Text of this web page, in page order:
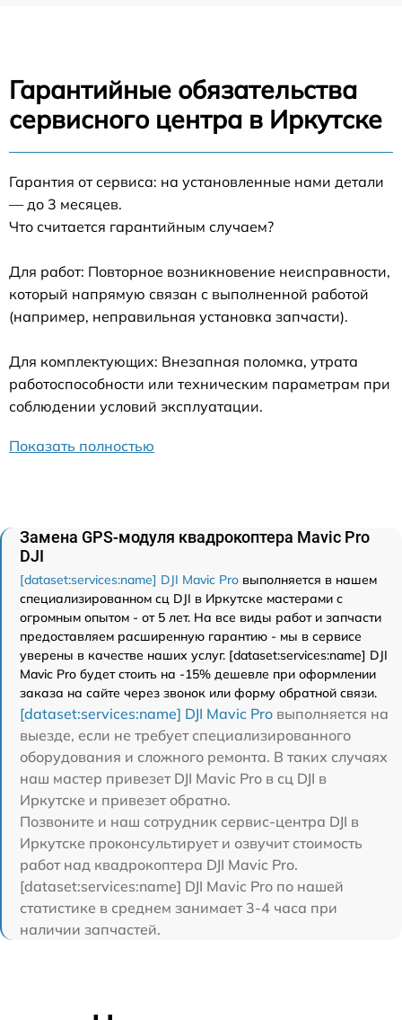
Гарантийные обязательства
сервисного центра в Иркутске
Гарантия от сервиса: на установленные нами детали
— до 3 месяцев.
Что считается гарантийным случаем?
Для работ: Повторное возникновение неисправности,
который напрямую связан с выполненной работой
(например, неправильная установка запчасти).
Для комплектующих: Внезапная поломка, утрата
работоспособности или техническим параметрам при
соблюдении условий эксплуатации.
Показать полностью
Замена GPS-модуля квадрокоптера Mavic Pro
DJI
[dataset:services:name] DJI Mavic Pro выполняется в нашем
специализированном сц DJI в Иркутске мастерами с
огромным опытом - от 5 лет. На все виды работ и запчасти
предоставляем расширенную гарантию - мы в сервисе
уверены в качестве наших услуг. [dataset:services:name] DJI
Mavic Pro будет стоить на -15% дешевле при оформлении
заказа на сайте через звонок или форму обратной связи.
[dataset:services:name] DJI Mavic Pro выполняется на
выезде, если не требует специализированного
оборудования и сложного ремонта. В таких случаях
наш мастер привезет DJI Mavic Pro в сц DJI в
Иркутске и привезет обратно.
Позвоните и наш сотрудник сервис-центра DJI в
Иркутске проконсультирует и озвучит стоимость
работ над квадрокоптера DJI Mavic Pro.
[dataset:services:name] DJI Mavic Pro по нашей
статистике в среднем занимает 3-4 часа при
наличии запчастей.